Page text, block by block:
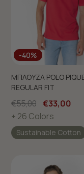
-40%
ΜΠΛΟΥΖΑ POLO
REGULAR FIT
€55,00 €33,00
+ 26 Colors
Sustainable Cotton